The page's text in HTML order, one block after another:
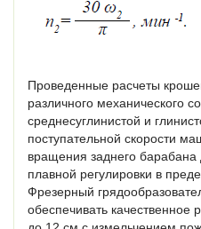
Проведенные расчеты
различного механического
среднесуглинистой и
поступательной скорости
вращения заднего
плавной регулировки в
Фрезерный
обеспечивать качественное